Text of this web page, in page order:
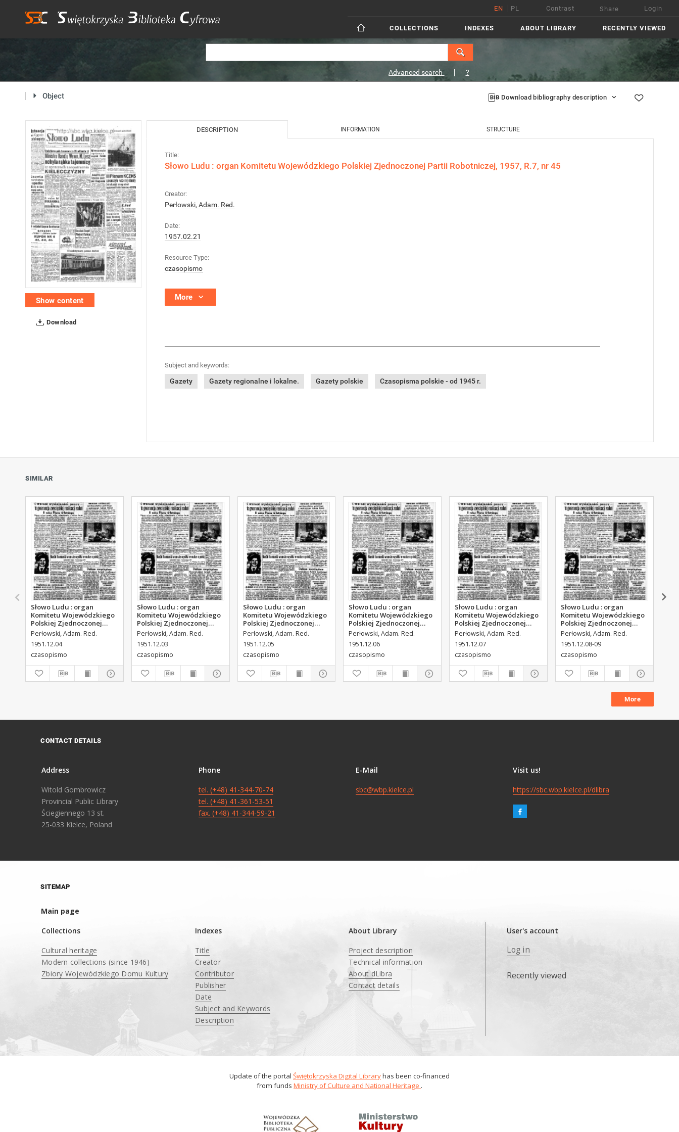
EN PL Contrast Share Login
COLLECTIONS INDEXES ABOUT LIBRARY RECENTLY VIEWED
Advanced search ?
Object Download bibliography description
Show content
Download
DESCRIPTION INFORMATION STRUCTURE
Title:
Słowo Ludu : organ Komitetu Wojewódzkiego Polskiej Zjednoczonej Partii Robotniczej, 1957, R.7, nr 45
Creator:
Perłowski, Adam. Red.
Date:
1957.02.21
Resource Type:
czasopismo
More
Subject and keywords:
Gazety Gazety regionalne i lokalne. Gazety polskie Czasopisma polskie - od 1945 r.
SIMILAR
Słowo Ludu : organ
Komitetu Wojewódzkiego
Polskiej Zjednoczonej
Partii Robotniczej, 1951,
R.3, nr 313
Perłowski, Adam. Red.
1951.12.04
czasopismo
Słowo Ludu : organ
Komitetu Wojewódzkiego
Polskiej Zjednoczonej
Partii Robotniczej, 1951,
R.3, nr 312
Perłowski, Adam. Red.
1951.12.03
czasopismo
Słowo Ludu : organ
Komitetu Wojewódzkiego
Polskiej Zjednoczonej
Partii Robotniczej, 1951,
R.3, nr 314
Perłowski, Adam. Red.
1951.12.05
czasopismo
Słowo Ludu : organ
Komitetu Wojewódzkiego
Polskiej Zjednoczonej
Partii Robotniczej, 1951,
R.3, nr 315
Perłowski, Adam. Red.
1951.12.06
czasopismo
Słowo Ludu : organ
Komitetu Wojewódzkiego
Polskiej Zjednoczonej
Partii Robotniczej, 1951,
R.3, nr 316
Perłowski, Adam. Red.
1951.12.07
czasopismo
Słowo Ludu : organ
Komitetu Wojewódzkiego
Polskiej Zjednoczonej
Partii Robotniczej, 1951,
R.3, nr 317
Perłowski, Adam. Red.
1951.12.08-09
czasopismo
More
CONTACT DETAILS
Address
Witold Gombrowicz
Provincial Public Library
Ściegiennego 13 st.
25-033 Kielce, Poland
Phone
tel. (+48) 41-344-70-74
tel. (+48) 41-361-53-51
fax. (+48) 41-344-59-21
E-Mail
sbc@wbp.kielce.pl
Visit us!
https://sbc.wbp.kielce.pl/dlibra
SITEMAP
Main page
Collections
Cultural heritage
Modern collections (since 1946)
Zbiory Wojewódzkiego Domu Kultury
Indexes
Title
Creator
Contributor
Publisher
Date
Subject and Keywords
Description
About Library
Project description
Technical information
About dLibra
Contact details
User's account
Log in
Recently viewed
Update of the portal Świętokrzyska Digital Libraryhas been co-financed
from funds Ministry of Culture and National Heritage .